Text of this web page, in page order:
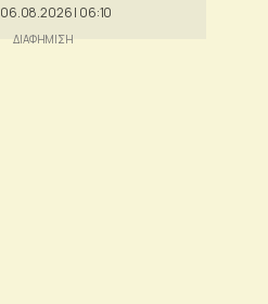
06.08.2026 | 06:10